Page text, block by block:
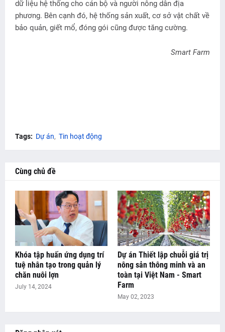
dữ liệu hệ thống cho cán bộ và người nông dân địa
phương. Bên cạnh đó, hệ thống sản xuất, cơ sở vật chất về
bảo quản, giết mổ, đóng gói cũng được tăng cường.
Smart Farm
Tags: Dự án Tin hoạt động
Cùng chủ đề
Khóa tập huấn ứng dụng trí
tuệ nhân tạo trong quản lý
chăn nuôi lợn
July 14, 2024
Dự án Thiết lập chuỗi giá trị
nông sản thông minh và an
toàn tại Việt Nam - Smart
Farm
May 02, 2023